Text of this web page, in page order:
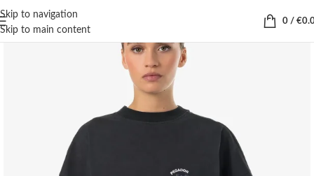
Skip to navigation
Skip to main content
0 / €